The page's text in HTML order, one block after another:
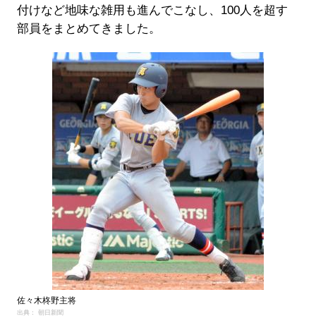
付けなど地味な雑用も進んでこなし、100人を超す
部員をまとめてきました。
佐々木柊野主将
出典： 朝日新聞